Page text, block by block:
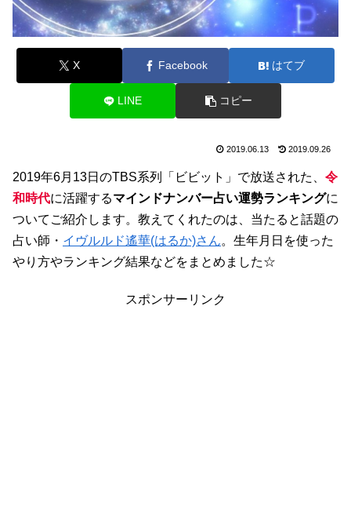
X Facebook はてブ
LINE コピー
2019.06.13 2019.09.26
2019年6月13日のTBS系列「ビビット」で放送された、 令
和時代に活躍するマインドナンバー占い運勢ランキングに
ついてご紹介します。教えてくれたのは、当たると話題の
占い師・ イヴルルド遙華(はるか)さん。生年月日を使った
やり方やランキング結果などをまとめました☆
スポンサーリンク